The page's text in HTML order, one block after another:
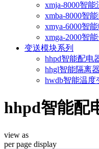
xmja-8000智
xmba-8000智
xmya-6000智
xmga-2000智
变送模块系列
hhpd智能配电
hhgl智能隔离器
hwdb智能温度
hhpd智能配
view as
per page display